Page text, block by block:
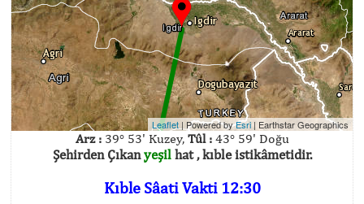
Leaflet | Powered byEsri | Earthstar Geographics
Arz :39° 53' Kuzey, Tûl :43° 59' Doğu
Şehirden Çıkanyeşilhat , kıble istikâmetidir.
Kıble Sâati Vakti 12:30